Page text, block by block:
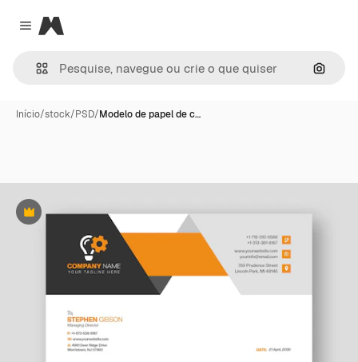
Close menu
Magnific
Início/stock/PSD/Modelo de papel de c…
Premium